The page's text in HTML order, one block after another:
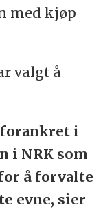
med kjøp
valgt å
i
i NRK som
å forvalte
evne, sier